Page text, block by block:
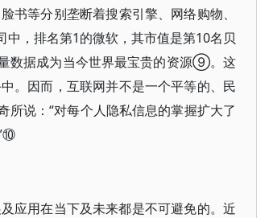
书等分别垄断着搜索引擎、网络购物、
，排名第1的微软，其市值是第10名贝
数据成为当今世界最宝贵的资源⑨。这
。因而，互联网并不是一个平等的、民
所说：“对每个人隐私信息的掌握扩大了
应用在当下及未来都是不可避免的。近